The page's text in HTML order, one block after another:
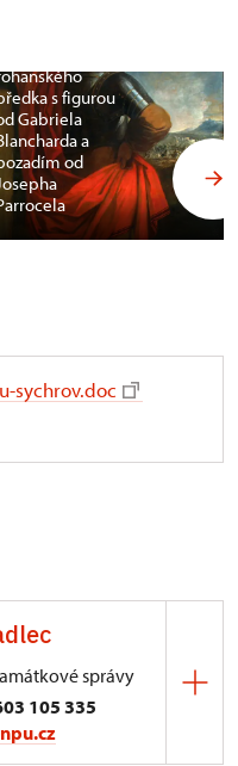
s figurou
Gabriela
a
od
sychrov.doc
správy
105 335